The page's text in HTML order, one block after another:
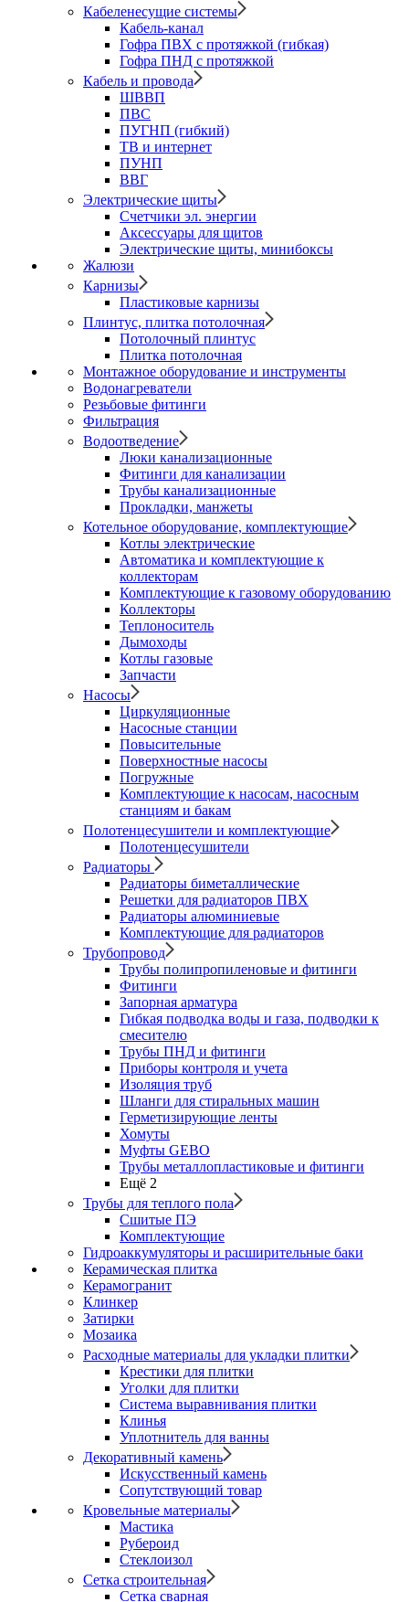
Кабеленесущие системы
Кабель-канал
Гофра ПВХ с протяжкой (гибкая)
Гофра ПНД с протяжкой
Кабель и провода
ШВВП
ПВС
ПУГНП (гибкий)
ТВ и интернет
ПУНП
ВВГ
Электрические щиты
Счетчики эл. энергии
Аксессуары для щитов
Электрические щиты, минибоксы
Жалюзи
Карнизы
Пластиковые карнизы
Плинтус, плитка потолочная
Потолочный плинтус
Плитка потолочная
Монтажное оборудование и инструменты
Водонагреватели
Резьбовые фитинги
Фильтрация
Водоотведение
Люки канализационные
Фитинги для канализации
Трубы канализационные
Прокладки, манжеты
Котельное оборудование, комплектующие
Котлы электрические
Автоматика и комплектующие к
коллекторам
Комплектующие к газовому оборудованию
Коллекторы
Теплоноситель
Дымоходы
Котлы газовые
Запчасти
Насосы
Циркуляционные
Насосные станции
Повысительные
Поверхностные насосы
Погружные
Комплектующие к насосам, насосным
станциям и бакам
Полотенцесушители и комплектующие
Полотенцесушители
Радиаторы
Радиаторы биметаллические
Решетки для радиаторов ПВХ
Радиаторы алюминиевые
Комплектующие для радиаторов
Трубопровод
Трубы полипропиленовые и фитинги
Фитинги
Запорная арматура
Гибкая подводка воды и газа, подводки к
смесителю
Трубы ПНД и фитинги
Приборы контроля и учета
Изоляция труб
Шланги для стиральных машин
Герметизирующие ленты
Хомуты
Муфты GEBO
Трубы металлопластиковые и фитинги
Ещё 2
Трубы для теплого пола
Сшитые ПЭ
Комплектующие
Гидроаккумуляторы и расширительные баки
Керамическая плитка
Керамогранит
Клинкер
Затирки
Мозаика
Расходные материалы для укладки плитки
Крестики для плитки
Уголки для плитки
Система выравнивания плитки
Клинья
Уплотнитель для ванны
Декоративный камень
Искусственный камень
Сопутствующий товар
Кровельные материалы
Мастика
Рубероид
Стеклоизол
Сетка строительная
Сетка сварная